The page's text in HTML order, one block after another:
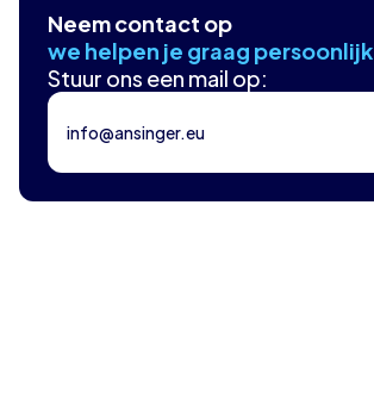
Neem contact op
we helpen je graag persoonlijk
Stuur ons een mail op:
info@ansinger.eu